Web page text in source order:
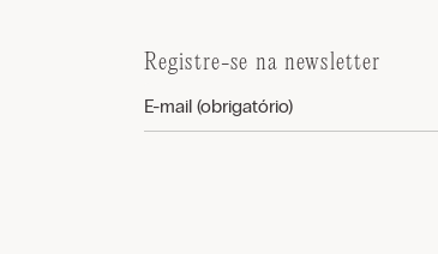
Registre-se na newsletter